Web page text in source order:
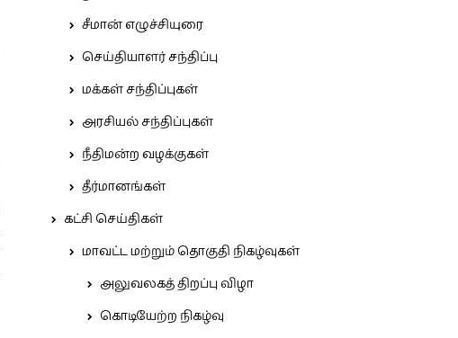
சீமான் எழுச்சியுரை
செய்தியாளர் சந்திப்பு
மக்கள் சந்திப்புகள்
அரசியல் சந்திப்புகள்
நீதிமன்ற வழக்குகள்
தீர்மானங்கள்
கட்சி செய்திகள்
மாவட்ட மற்றும் தொகுதி நிகழ்வுகள்
அலுவலகத் திறப்பு விழா
கொடியேற்ற நிகழ்வு